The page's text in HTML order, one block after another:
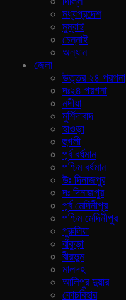
মধ্যপ্রদেশ
মুম্বাই
চেন্নাই
অন্যান
জেলা
উত্তর ২৪ পরগনা
দঃ২৪ পরগনা
নদীয়া
মুর্শিদাবাদ
হাওড়া
হুগলী
পূর্ব বর্ধমান
পশ্চিম বর্ধমান
উঃ দিনাজপুর
দঃ দিনাজপুর
পূর্ব মেদিনীপুর
পশ্চিম মেদিনীপুর
পুরুলিয়া
বাঁকুড়া
বীরভুম
মালদহ
আলিপুর দুয়ার
কোচবিহার